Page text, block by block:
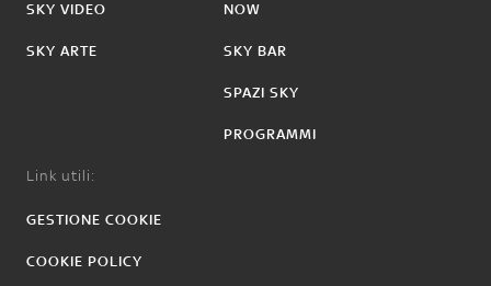
SKY VIDEO
SKY ARTE
NOW
SKY BAR
SPAZI SKY
PROGRAMMI
Link utili:
GESTIONE COOKIE
COOKIE POLICY